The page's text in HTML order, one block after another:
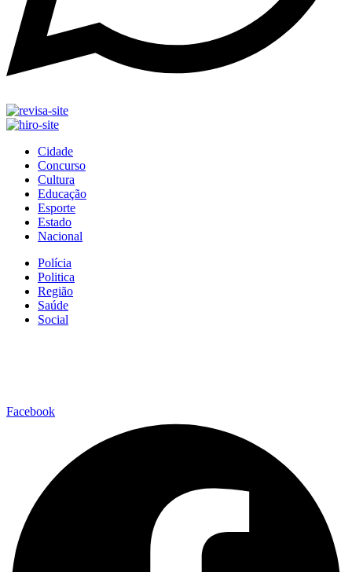
Cidade
Concurso
Cultura
Educação
Esporte
Estado
Nacional
Polícia
Politica
Região
Saúde
Social
Facebook